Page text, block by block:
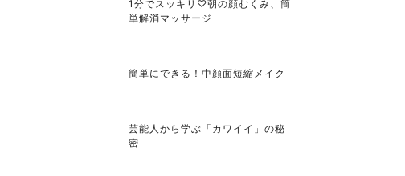
1分でスッキリ♡朝の顔むくみ、簡
単解消マッサージ
簡単にできる！中顔面短縮メイク
芸能人から学ぶ「カワイイ」の秘
密